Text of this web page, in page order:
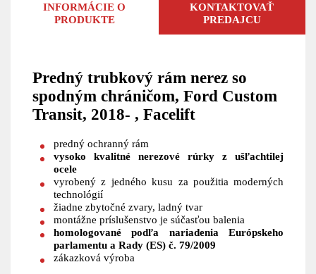
INFORMÁCIE O
PRODUKTE
KONTAKTOVAŤ
PREDAJCU
Predný trubkový rám nerez so
spodným chráničom, Ford Custom
Transit, 2018- , Facelift
predný ochranný rám
vysoko kvalitné nerezové rúrky z ušľachtilej
ocele
vyrobený z jedného kusu za použitia moderných
technológií
žiadne zbytočné zvary, ladný tvar
montážne príslušenstvo je súčasťou balenia
homologované podľa nariadenia Európskeho
parlamentu a Rady (ES) č. 79/2009
zákazková výroba